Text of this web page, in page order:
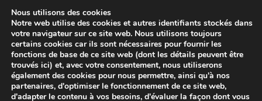
Enregistrer mon nom, mon e-mail et mon site
dans le navigateur pour mon prochain
commentaire.
Nous utilisons des cookies
Notre web utilise des cookies et autres identifiants stockés dans
votre navigateur sur ce site web. Nous utilisons toujours
certains cookies car ils sont nécessaires pour fournir les
fonctions de base de ce site web (dont les détails peuvent être
trouvés ici) et, avec votre consentement, nous utiliserons
également des cookies pour nous permettre, ainsi qu'à nos
partenaires, d'optimiser le fonctionnement de ce site web,
d'adapter le contenu à vos besoins, d'évaluer la façon dont vous